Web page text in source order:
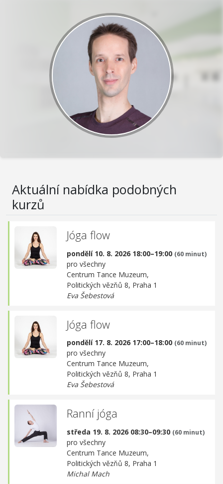
Aktuální nabídka podobných
kurzů
Jóga flow
pondělí 10. 8. 2026 18:00–19:00 (60 minut)
pro všechny
Centrum Tance Muzeum,
Politických vězňů 8, Praha 1
Eva Šebestová
Jóga flow
pondělí 17. 8. 2026 17:00–18:00 (60 minut)
pro všechny
Centrum Tance Muzeum,
Politických vězňů 8, Praha 1
Eva Šebestová
Ranní jóga
středa 19. 8. 2026 08:30–09:30 (60 minut)
pro všechny
Centrum Tance Muzeum,
Politických vězňů 8, Praha 1
Michal Mach